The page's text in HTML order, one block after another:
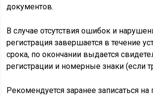
документов.
В случае отсутствия ошибок и
регистрация завершается в течение
срока, по окончании выдается
регистрации и номерные знаки (если
Рекомендуется заранее записаться